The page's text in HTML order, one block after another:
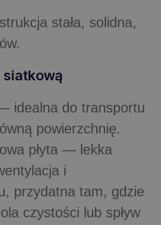
stała, solidna,
siatkową
idealna do transportu
powierzchnię.
płyta — lekka
i
przydatna tam, gdzie
czystości lub spływ